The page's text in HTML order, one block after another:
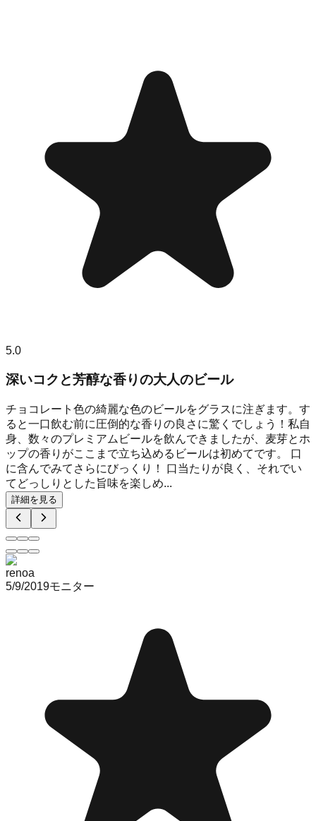
5.0
深いコクと芳醇な香りの大人のビール
チョコレート色の綺麗な色のビールをグラスに注ぎます。す
ると一口飲む前に圧倒的な香りの良さに驚くでしょう！私自
身、数々のプレミアムビールを飲んできましたが、麦芽とホ
ップの香りがここまで立ち込めるビールは初めてです。 口
に含んでみてさらにびっくり！ 口当たりが良く、それでい
てどっしりとした旨味を楽しめ...
詳細を見る
renoa
5/9/2019モニター